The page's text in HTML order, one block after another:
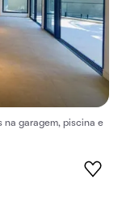
na garagem, piscina e